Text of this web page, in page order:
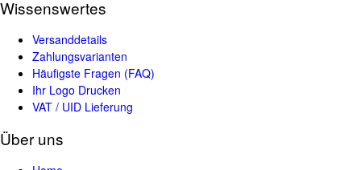
Wissenswertes
Versanddetails
Zahlungsvarianten
Häufigste Fragen (FAQ)
Ihr Logo Drucken
VAT / UID Lieferung
Über uns